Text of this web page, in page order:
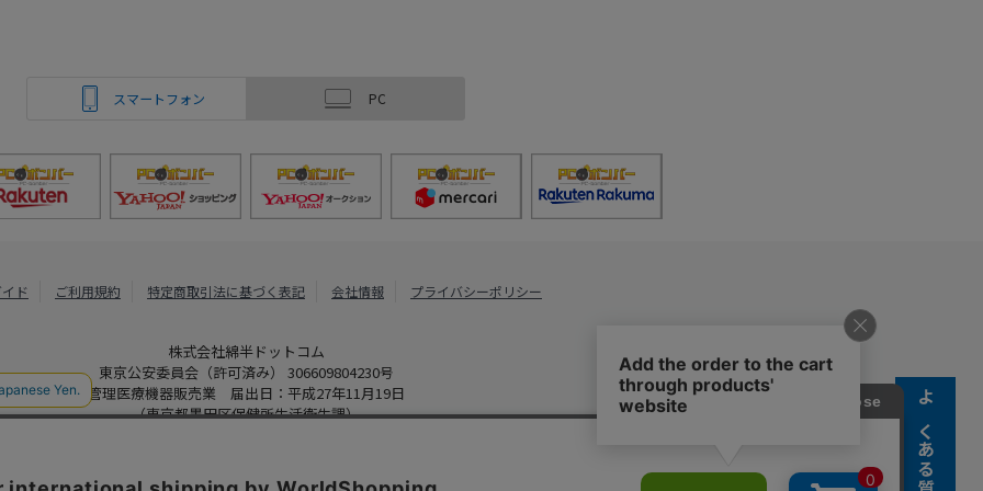
よくある質問
スマートフォン PC
ド ご利用規約 特定商取引法に基づく表記 会社情報 プライバシーポリシー
株式会社綿半ドットコム
東京公安委員会（許可済み） 306609804230号
管理医療機器販売業 届出日：平成27年11月19日
（東京都墨田区保健所生活衛生課）